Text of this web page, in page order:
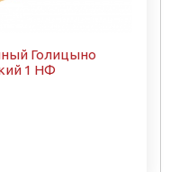
Голицыно
1 НФ